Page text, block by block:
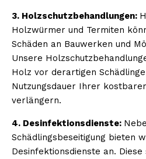
3. Holzschutzbehandlungen:
Holzwürmer und Termiten
Schäden an Bauwerken und
Unsere
Holz vor derartigen
Nutzungsdauer Ihrer
verlängern.
4. Desinfektionsdienste:
Schädlingsbeseitigung bieten
Desinfektionsdienste an.